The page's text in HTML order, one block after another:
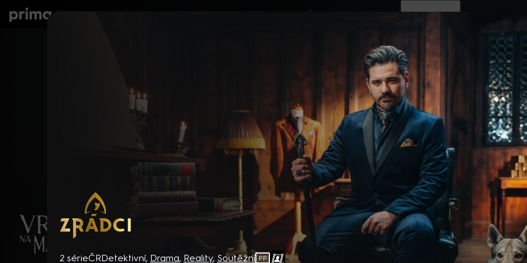
Seriály Živě TV program Operátoři
Zrádci
2 sérieČRDetektivní, Drama, Reality, Soutěžní PP
prima+